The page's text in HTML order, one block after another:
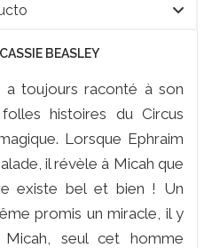
BEASLEY
a toujours raconté à son
histoires du Circus
Lorsque Ephraim
il révèle à Micah que
existe bel et bien ! Un
promis un miracle, il y
seul cet homme